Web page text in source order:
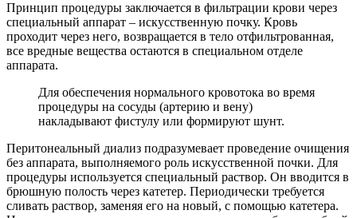
Принцип процедуры заключается в фильтрации крови через
специальный аппарат – искусственную почку. Кровь
проходит через него, возвращается в тело отфильтрованная,
все вредные вещества остаются в специальном отделе
аппарата.
Для обеспечения нормального кровотока во время
процедуры на сосуды (артерию и вену)
накладывают фистулу или формируют шунт.
Перитонеальный диализ подразумевает проведение очищения
без аппарата, выполняемого роль искусственной почки. Для
процедуры используется специальный раствор. Он вводится в
брюшную полость через катетер. Периодически требуется
сливать раствор, заменяя его на новый, с помощью катетера.